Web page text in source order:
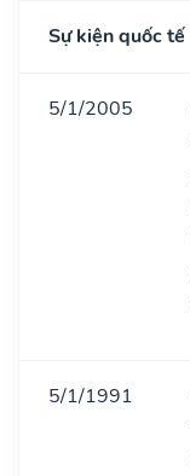
Sự kiện quốc tế
5/1/2005
5/1/1991